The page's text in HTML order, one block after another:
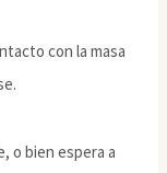
con la masa
o bien espera a